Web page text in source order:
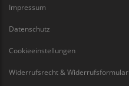
Impressum
Datenschutz
Cookieeinstellungen
Widerrufsrecht & Widerrufsformular